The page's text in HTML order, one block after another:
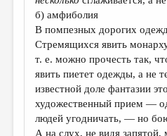
б) амфиболия
В помпезных дорогих
Стремящихся явить
т. е. можно прочесть так,
явить пиетет одежды, а не
известной доле фантазии
художественный прием —
людей угодничать, — но
А на слух, не видя